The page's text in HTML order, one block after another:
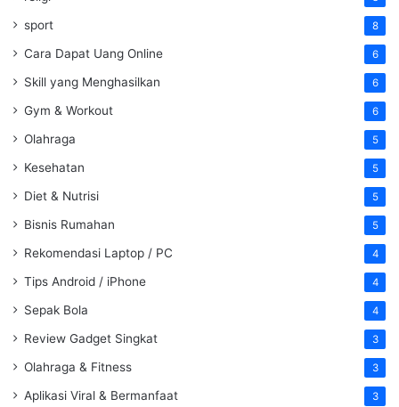
sport 8
Cara Dapat Uang Online 6
Skill yang Menghasilkan 6
Gym & Workout 6
Olahraga 5
Kesehatan 5
Diet & Nutrisi 5
Bisnis Rumahan 5
Rekomendasi Laptop / PC 4
Tips Android / iPhone 4
Sepak Bola 4
Review Gadget Singkat 3
Olahraga & Fitness 3
Aplikasi Viral & Bermanfaat 3